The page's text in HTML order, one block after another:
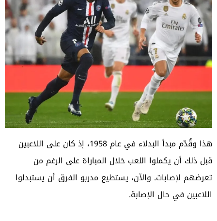
هذا وقُدّم مبدأ البدلاء في عام 1958، إذ كان على اللاعبين
قبل ذلك أن يكملوا اللعب خلال المباراة على الرغم من
تعرضهم لإصابات. والآن، يستطيع مدربو الفرق أن يستبدلوا
اللاعبين في حال الإصابة.